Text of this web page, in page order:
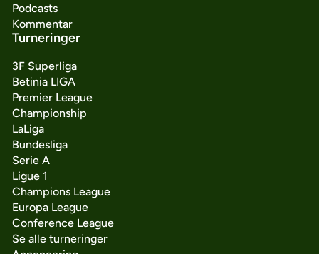
Podcasts
Kommentar
Turneringer
3F Superliga
Betinia LIGA
Premier League
Championship
LaLiga
Bundesliga
Serie A
Ligue 1
Champions League
Europa League
Conference League
Se alle turneringer